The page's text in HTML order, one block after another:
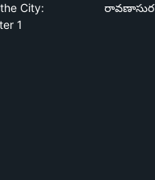
City:
1
రావణాసుర